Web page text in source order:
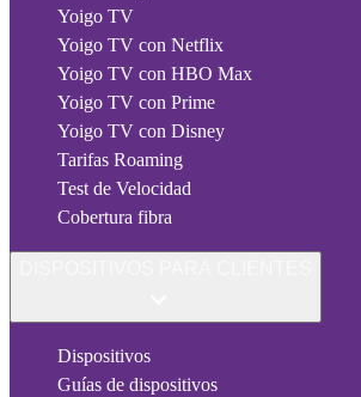
Yoigo TV
Yoigo TV con Netflix
Yoigo TV con HBO Max
Yoigo TV con Prime
Yoigo TV con Disney
Tarifas Roaming
Test de Velocidad
Cobertura fibra
Dispositivos
Guías de dispositivos